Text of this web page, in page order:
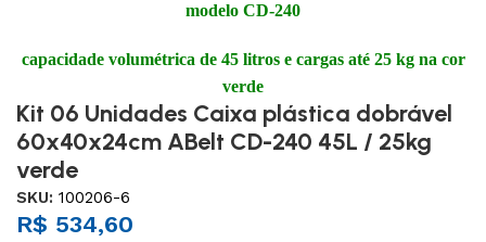
modelo CD-240
capacidade volumétrica de 45 litros e cargas até 25 kg na cor
verde
Kit 06 Unidades Caixa plástica dobrável
60x40x24cm ABelt CD-240 45L / 25kg
verde
SKU:100206-6
R$ 534,60